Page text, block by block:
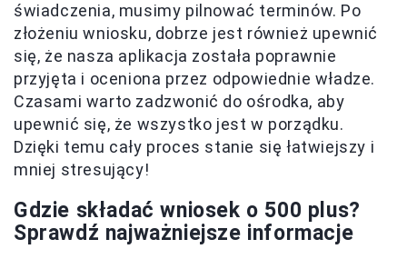
świadczenia, musimy pilnować terminów. Po
złożeniu wniosku, dobrze jest również upewnić
się, że nasza aplikacja została poprawnie
przyjęta i oceniona przez odpowiednie władze.
Czasami warto zadzwonić do ośrodka, aby
upewnić się, że wszystko jest w porządku.
Dzięki temu cały proces stanie się łatwiejszy i
mniej stresujący!
Gdzie składać wniosek o 500 plus?
Sprawdź najważniejsze informacje